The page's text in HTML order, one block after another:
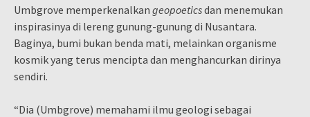
Umbgrove memperkenalkan geopoeticsdan menemukan
inspirasinya di lereng gunung-gunung di Nusantara.
Baginya, bumi bukan benda mati, melainkan organisme
kosmik yang terus mencipta dan menghancurkan dirinya
sendiri.
“Dia (Umbgrove) memahami ilmu geologi sebagai